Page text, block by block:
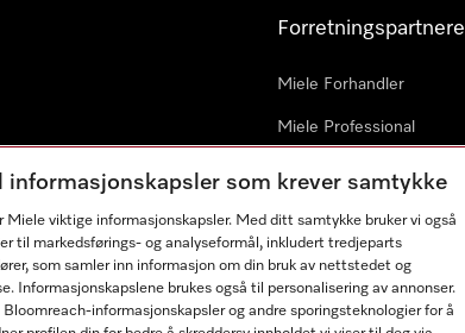
Forretningspartnere
Miele Forhandler
Miele Professional
Profesjonell reparatør
Miele Marine
Arkitekter & byggherrer
som krever samtykke
viktige informasjonskapsler. Med ditt samtykke bruker vi også
til markedsførings- og analyseformål, inkludert tredjeparts
som samler inn informasjon om din bruk av nettstedet og
Informasjonskapslene brukes også til personalisering av annonser.
informasjonskapsler og andre sporingsteknologier for å